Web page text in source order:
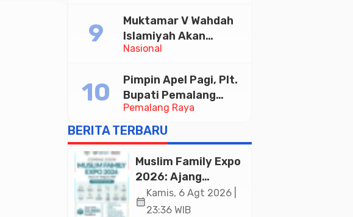
Halal di Jakarta
Nasional
Muktamar V Wahdah
Islamiyah Akan
Kukuhkan 10.000
Masjid Istiqlal
Pemalang Raya
Pimpin Apel Pagi, Plt.
Bupati Pemalang
Tekankan Disiplin dan
Soliditas ASN untuk
Pelayanan Publik
BERITA TERBARU
Muslim Family Expo
2026: Ajang
Silaturahim dan
Kebangkitan
calendar_month
Kamis, 6 Agt 2026 |
23:36 WIB